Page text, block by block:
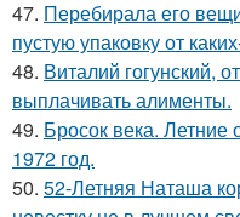
47. Перебирала его
пустую упаковку от
48. Виталий гогунский,
выплачивать алименты.
49. Бросок века. Летние
1972 год.
50. 52-Летняя Наташа